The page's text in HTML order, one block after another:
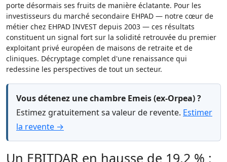
porte désormais ses fruits de manière éclatante. Pour les
investisseurs du marché secondaire EHPAD — notre cœur de
métier chez EHPAD INVEST depuis 2003 — ces résultats
constituent un signal fort sur la solidité retrouvée du premier
exploitant privé européen de maisons de retraite et de
cliniques. Décryptage complet d'une renaissance qui
redessine les perspectives de tout un secteur.
Vous détenez une chambre Emeis (ex-Orpea) ?
Estimez gratuitement sa valeur de revente. Estimer
la revente →
Un EBITDAR en hausse de 19,2 % :